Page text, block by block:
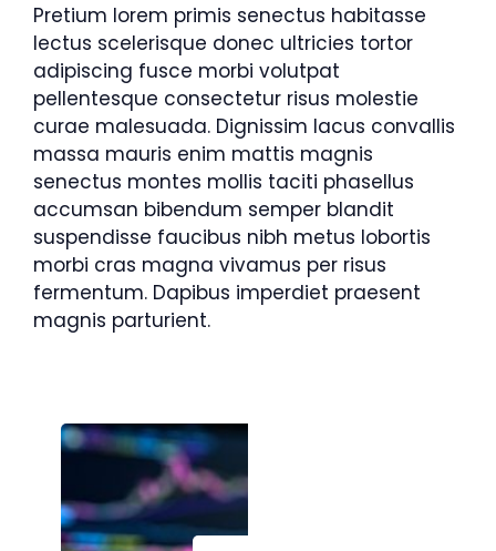
Pretium lorem primis senectus habitasse
lectus scelerisque donec ultricies tortor
adipiscing fusce morbi volutpat
pellentesque consectetur risus molestie
curae malesuada. Dignissim lacus convallis
massa mauris enim mattis magnis
senectus montes mollis taciti phasellus
accumsan bibendum semper blandit
suspendisse faucibus nibh metus lobortis
morbi cras magna vivamus per risus
fermentum. Dapibus imperdiet praesent
magnis parturient.